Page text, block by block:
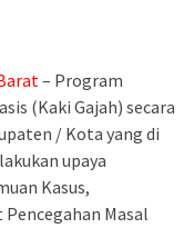
– Program
(Kaki Gajah) secara
/ Kota yang di
upaya
Kasus,
Masal